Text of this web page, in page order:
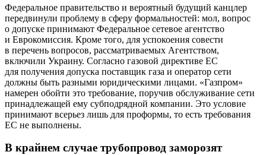
Федеральное правительство и вероятный будущий канцлер
передвинули проблему в сферу формальностей: мол, вопрос
о допуске принимают Федеральное сетевое агентство
и Еврокомиссия. Кроме того, для успокоения совести
в перечень вопросов, рассматриваемых Агентством,
включили Украину. Согласно газовой директиве ЕС
для получения допуска поставщик газа и оператор сети
должны быть разными юридическими лицами. «Газпром»
намерен обойти это требование, поручив обслуживание сети
принадлежащей ему субподрядной компании. Это условие
принимают всерьез лишь для проформы, то есть требования
ЕС не выполнены.
В крайнем случае трубопровод заморозят